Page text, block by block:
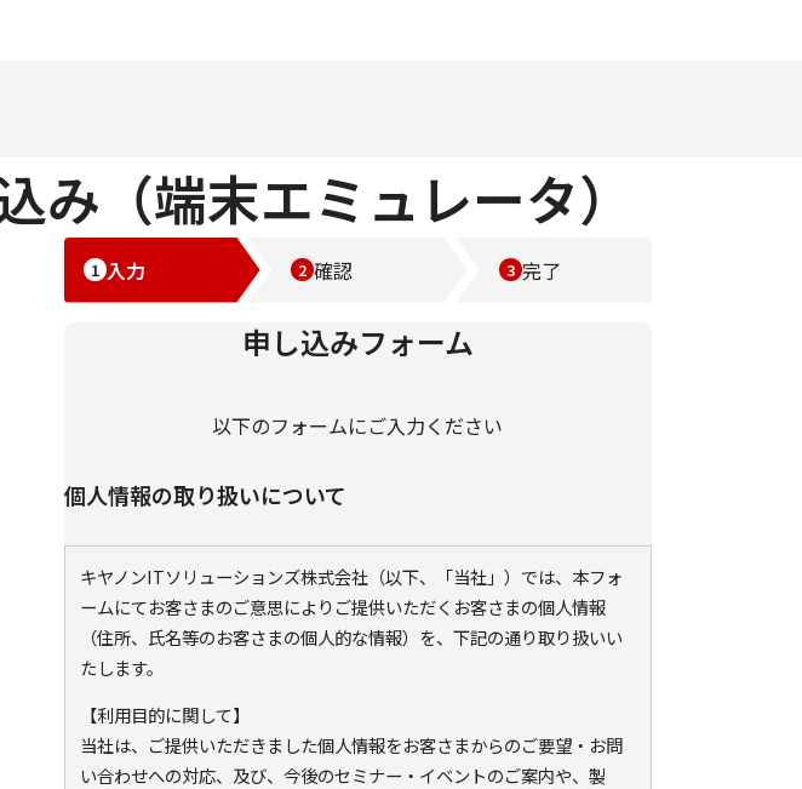
（端末エミュレータ）
入力 確認 完了
申し込みフォーム
以下のフォームにご入力ください
個人情報の取り扱いについて
キヤノンITソリューションズ株式会社（以下、「当社」）では、本フォ
ームにてお客さまのご意思によりご提供いただくお客さまの個人情報
（住所、氏名等のお客さまの個人的な情報）を、下記の通り取り扱いい
たします。
【利用目的に関して】
当社は、ご提供いただきました個人情報をお客さまからのご要望・お問
い合わせへの対応、及び、今後のセミナー・イベントのご案内や、製